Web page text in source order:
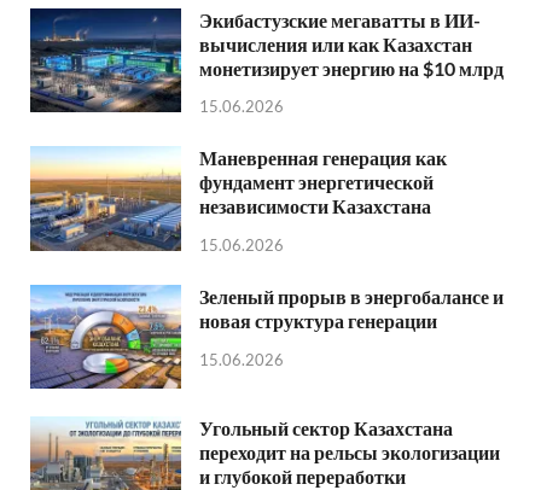
Экибастузские мегаватты в ИИ-
вычисления или как Казахстан
монетизирует энергию на $10 млрд
15.06.2026
Маневренная генерация как
фундамент энергетической
независимости Казахстана
15.06.2026
Зеленый прорыв в энергобалансе и
новая структура генерации
15.06.2026
Угольный сектор Казахстана
переходит на рельсы экологизации
и глубокой переработки